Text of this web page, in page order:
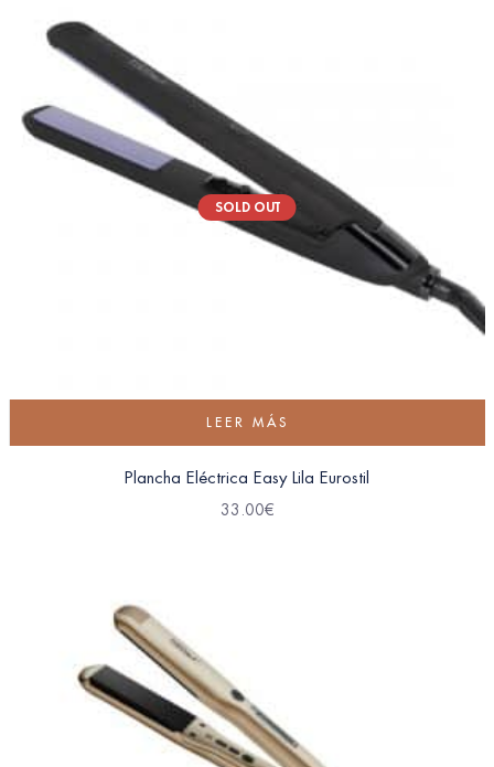
SOLD OUT
LEER MÁS
Plancha Eléctrica Easy Lila Eurostil
33.00€